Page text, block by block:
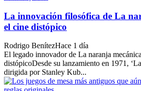
La innovación filosófica de La
el cine distópico
Rodrigo BenítezHace 1 día
El legado innovador de La naranja
distópicoDesde su lanzamiento en 1971,
dirigida por Stanley Kub...